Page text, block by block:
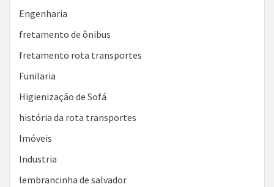
Engenharia
fretamento de ônibus
fretamento rota transportes
Funilaria
Higienização de Sofá
história da rota transportes
Imóveis
Industria
lembrancinha de salvador